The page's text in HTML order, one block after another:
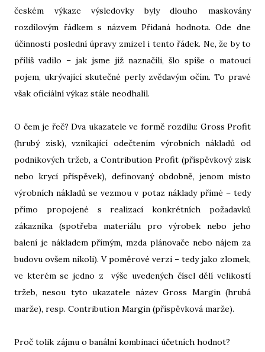
českém výkaze výsledovky byly dlouho maskovány
rozdílovým řádkem s názvem Přidaná hodnota. Ode dne
účinnosti poslední úpravy zmizel i tento řádek. Ne, že by to
příliš vadilo – jak jsme již naznačili, šlo spíše o matoucí
pojem, ukrývající skutečné perly zvědavým očím. To pravé
však oficiální výkaz stále neodhalil.
O čem je řeč? Dva ukazatele ve formě rozdílu: Gross Profit
(hrubý zisk), vznikající odečtením výrobních nákladů od
podnikových tržeb, a Contribution Profit (příspěvkový zisk
nebo krycí příspěvek), definovaný obdobně, jenom místo
výrobních nákladů se vezmou v potaz náklady přímé – tedy
přímo propojené s realizací konkrétních požadavků
zákazníka (spotřeba materiálu pro výrobek nebo jeho
balení je nákladem přímým, mzda plánovače nebo nájem za
budovu ovšem nikoli). V poměrové verzi – tedy jako zlomek,
ve kterém se jedno z výše uvedených čísel dělí velikostí
tržeb, nesou tyto ukazatele název Gross Margin (hrubá
marže), resp. Contribution Margin (příspěvková marže).
Proč tolik zájmu o banální kombinaci účetních hodnot?